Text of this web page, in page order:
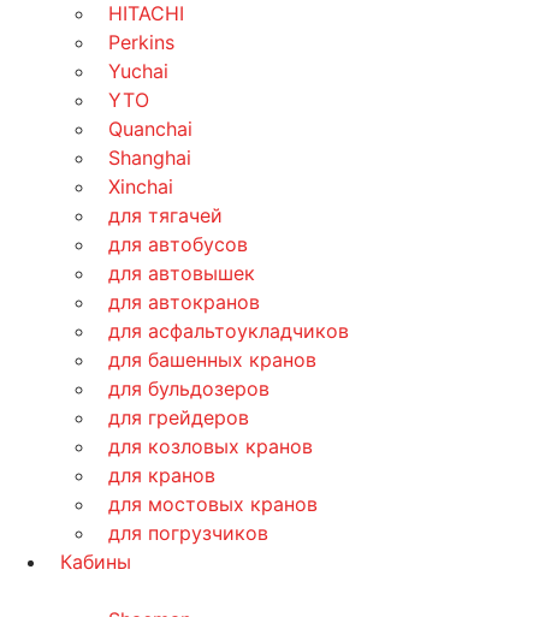
HITACHI
Perkins
Yuchai
YTO
Quanchai
Shanghai
Xinchai
для тягачей
для автобусов
для автовышек
для автокранов
для асфальтоукладчиков
для башенных кранов
для бульдозеров
для грейдеров
для козловых кранов
для кранов
для мостовых кранов
для погрузчиков
Кабины